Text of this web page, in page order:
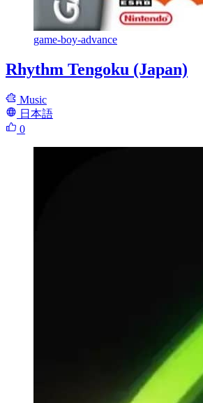
game-boy-advance
Rhythm Tengoku (Japan)
Music
日本語
0